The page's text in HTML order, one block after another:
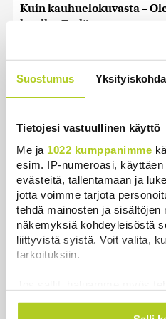
Suostumus
Tietojesi vastuullinen käyttö
Me ja 1022 kumppanimme
esim. IP-numeroasi,
evästeitä, tallentamaan ja
jotta voimme tarjota
tehdä mainosten ja sisältöjen
näkemyksiä kohdeyleisöstä
liittyvistä syistä. Voit valita,
tarkoituksiin.
Kerätä tietoja
mahdollisesti muutaman
Kuin kauhuelokuvasta –
kuullut Etelämantereen
Uutiset | 5.8.2026 23:00
käteen”
Uutiset
Uusimmat